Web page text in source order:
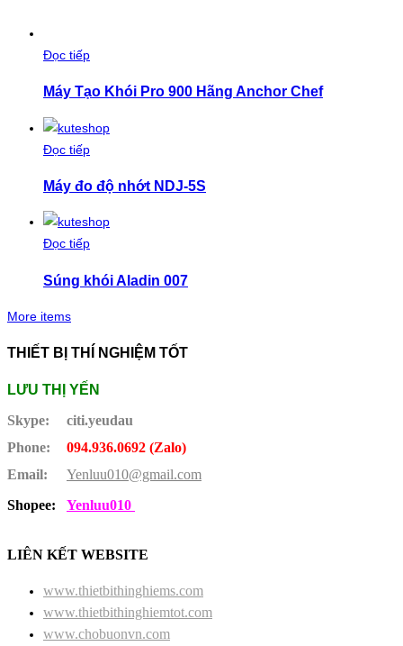
Đọc tiếp
Máy Tạo Khói Pro 900 Hãng Anchor Chef
Đọc tiếp
Máy đo độ nhớt NDJ-5S
Đọc tiếp
Súng khói Aladin 007
More items
THIẾT BỊ THÍ NGHIỆM TỐT
LƯU THỊ YẾN
Skype:
citi.yeudau
Phone:
094.936.0692 (Zalo)
Email:
Yenluu010@gmail.com
Shopee:
Yenluu010
LIÊN KẾT WEBSITE
www.thietbithinghiems.com
www.thietbithinghiemtot.com
www.chobuonvn.com